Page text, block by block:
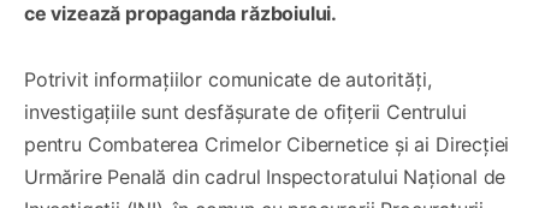
ce vizează propaganda războiului.
Potrivit informațiilor comunicate de autorități,
investigațiile sunt desfășurate de ofițerii Centrului
pentru Combaterea Crimelor Cibernetice și ai Direcției
Urmărire Penală din cadrul Inspectoratului Național de